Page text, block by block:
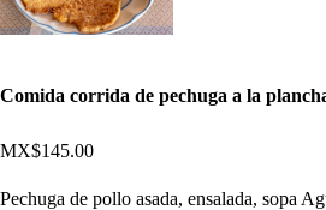
Comida corrida de pechuga a la
MX$145.00
Pechuga de pollo asada, ensalada, sopa